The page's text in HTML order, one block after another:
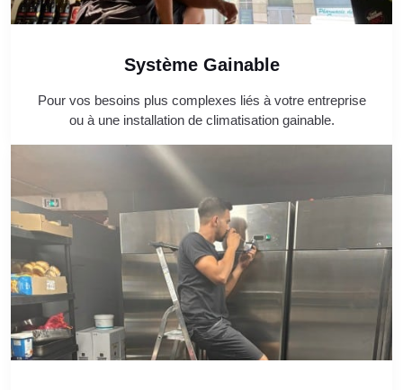
Système Gainable
Pour vos besoins plus complexes liés à votre entreprise
ou à une installation de climatisation gainable.